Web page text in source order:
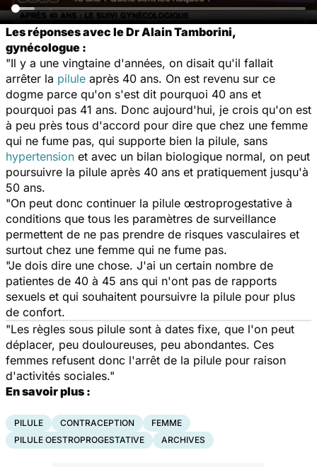
Les réponses avec le Dr Alain Tamborini,
gynécologue :
"Il y a une vingtaine d'années, on disait qu'il fallait
arrêter la pilule après 40 ans. On est revenu sur ce
dogme parce qu'on s'est dit pourquoi 40 ans et
pourquoi pas 41 ans. Donc aujourd'hui, je crois qu'on est
à peu près tous d'accord pour dire que chez une femme
qui ne fume pas, qui supporte bien la pilule, sans
hypertension et avec un bilan biologique normal, on peut
poursuivre la pilule après 40 ans et pratiquement jusqu'à
50 ans.
"On peut donc continuer la pilule œstroprogestative à
conditions que tous les paramètres de surveillance
permettent de ne pas prendre de risques vasculaires et
surtout chez une femme qui ne fume pas.
"Je dois dire une chose. J'ai un certain nombre de
patientes de 40 à 45 ans qui n'ont pas de rapports
sexuels et qui souhaitent poursuivre la pilule pour plus
de confort.
"Les règles sous pilule sont à dates fixe, que l'on peut
déplacer, peu douloureuses, peu abondantes. Ces
femmes refusent donc l'arrêt de la pilule pour raison
d'activités sociales."
En savoir plus :
PILULE CONTRACEPTION
FEMME
PILULE OESTROPROGESTATIVE
ARCHIVES